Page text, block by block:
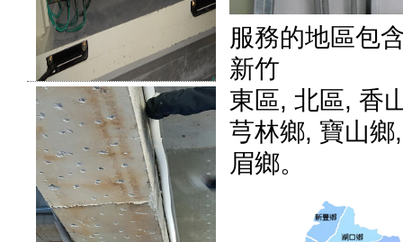
服務的地區包
新竹
東區, 北區, 香
芎林鄉, 寶山鄉
眉鄉。